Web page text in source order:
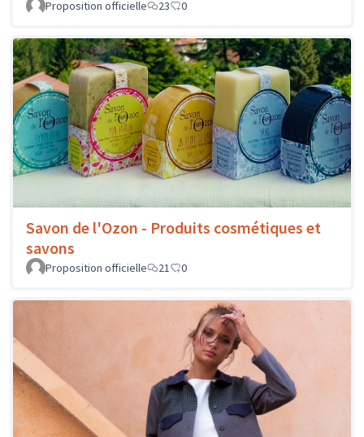
Proposition officielle 23 0
Savon de l'Ozon - Produits cosmétiques et
savons
Proposition officielle 21 0